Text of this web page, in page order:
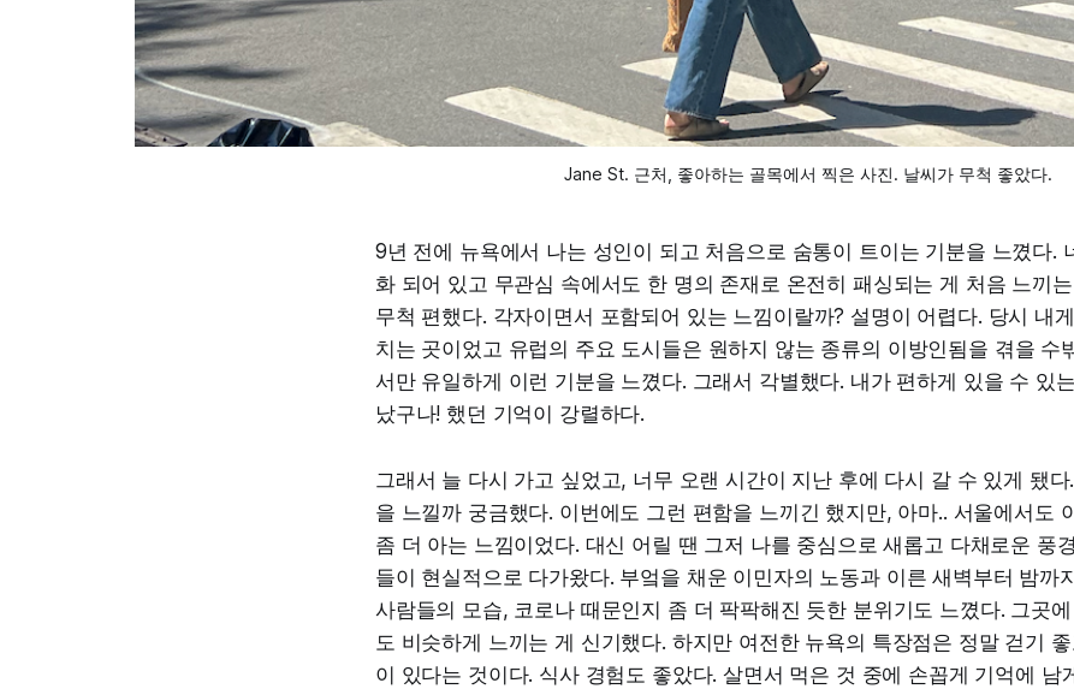
Jane St. 근처, 좋아하는 골목에서 찍은 사진. 날씨가 무척 좋았다.
9년 전에 뉴욕에서 나는 성인이 되고 처음으로 숨통이 트이는 기분을 느꼈다.
화 되어 있고 무관심 속에서도 한 명의 존재로 온전히 패싱되는 게 처음 느끼
무척 편했다. 각자이면서 포함되어 있는 느낌이랄까? 설명이 어렵다. 당시 내
치는 곳이었고 유럽의 주요 도시들은 원하지 않는 종류의 이방인됨을 겪을 수
서만 유일하게 이런 기분을 느꼈다. 그래서 각별했다. 내가 편하게 있을 수 있
났구나! 했던 기억이 강렬하다.
그래서 늘 다시 가고 싶었고, 너무 오랜 시간이 지난 후에 다시 갈 수 있게 됐
을 느낄까 궁금했다. 이번에도 그런 편함을 느끼긴 했지만, 아마.. 서울에서도
좀 더 아는 느낌이었다. 대신 어릴 땐 그저 나를 중심으로 새롭고 다채로운 풍
들이 현실적으로 다가왔다. 부엌을 채운 이민자의 노동과 이른 새벽부터 밤까
사람들의 모습, 코로나 때문인지 좀 더 팍팍해진 듯한 분위기도 느꼈다. 그곳
도 비슷하게 느끼는 게 신기했다. 하지만 여전한 뉴욕의 특장점은 정말 걷기
이 있다는 것이다. 식사 경험도 좋았다. 살면서 먹은 것 중에 손꼽게 기억에 남